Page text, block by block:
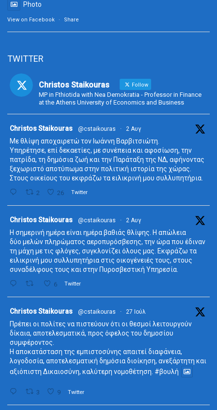
Photo
View on Facebook · Share
TWITTER
Christos Staikouras Follow
MP in Fthiotida with Nea Demokratia - Professor in Finance
at the Athens University of Economics and Business
Christos Staikouras @cstaikouras · 2 Αυγ
Με θλίψη αποχαιρετώ τον Ιωάννη Βαρβιτσιώτη.
Υπηρέτησε, επί δεκαετίες, με συνέπεια και αφοσίωση, την
πατρίδα, τη δημόσια ζωή και την Παράταξη της ΝΔ, αφήνοντας
ξεχωριστό αποτύπωμα στην πολιτική ιστορία της χώρας.
Στους οικείους του εκφράζω τα ειλικρινή μου συλλυπητήρια.
2 26 Twitter
Christos Staikouras @cstaikouras · 2 Αυγ
Η σημερινή ημέρα είναι ημέρα βαθιάς θλίψης. Η απώλεια
δύο μελών πληρώματος αεροπυρόσβεσης, την ώρα που έδιναν
τη μάχη με τις φλόγες, συγκλονίζει όλους μας. Εκφράζω τα
ειλικρινή μου συλλυπητήρια στις οικογένειές τους, στους
συναδέλφους τους και στην Πυροσβεστική Υπηρεσία.
6 Twitter
Christos Staikouras @cstaikouras · 27 Ιούλ
Πρέπει οι πολίτες να πιστεύουν ότι οι θεσμοί λειτουργούν
δίκαια, αποτελεσματικά, προς όφελος του δημοσίου
συμφέροντος.
Η αποκατάσταση της εμπιστοσύνης απαιτεί διαφάνεια,
λογοδοσία, αποτελεσματική δημόσια διοίκηση, ανεξάρτητη και
αξιόπιστη Δικαιοσύνη, καλύτερη νομοθέτηση. #βουλή
3 9 Twitter